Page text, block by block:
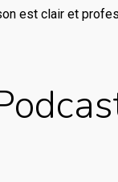
est clair et